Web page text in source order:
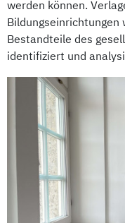
werden können.
Bildungseinrichtungen
Bestandteile des
identifiziert und